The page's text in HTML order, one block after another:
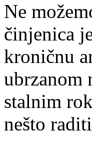
Ne
činjenica
kroničnu
ubrzanom
stalnim
nešto